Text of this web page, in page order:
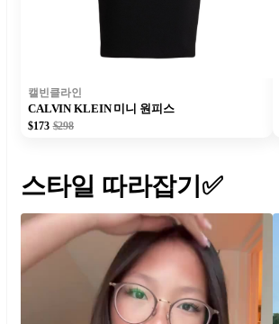
캘빈클라인
CALVIN KLEIN 미니 원피스
$173 $298
스타일 따라잡기✅